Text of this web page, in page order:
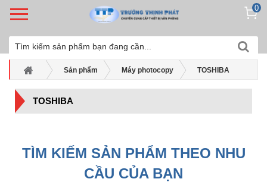
0
Sản phẩm Máy photocopy TOSHIBA
TOSHIBA
TÌM KIẾM SẢN PHẨM THEO NHU
CẦU CỦA BẠN